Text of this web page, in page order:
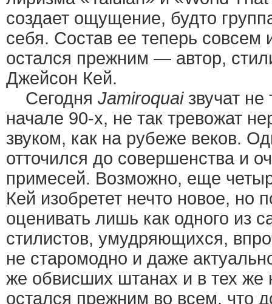
создает ощущение, будто
себя. Состав ее теперь совсем
остался прежним — автор,
Джейсон Кей.
Сегодня Jamiroquai звучат не
начале 90-х, не так тревожат
звуком, как на рубеже веков.
отточился до совершенства и
примесей. Возможно, еще
Кей изобретет нечто новое, но
оценивать лишь как одного из
стилистов, умудряющихся,
не старомодно и даже
же обвисших штанах и в тех
остался прежним во всем, что